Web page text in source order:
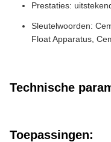
Prestaties:
Sleutelwoorden:
Float Apparatus,
Technische
Toepassingen: